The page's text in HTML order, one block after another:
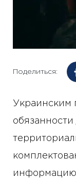
Поделиться:
Украинским
информацию